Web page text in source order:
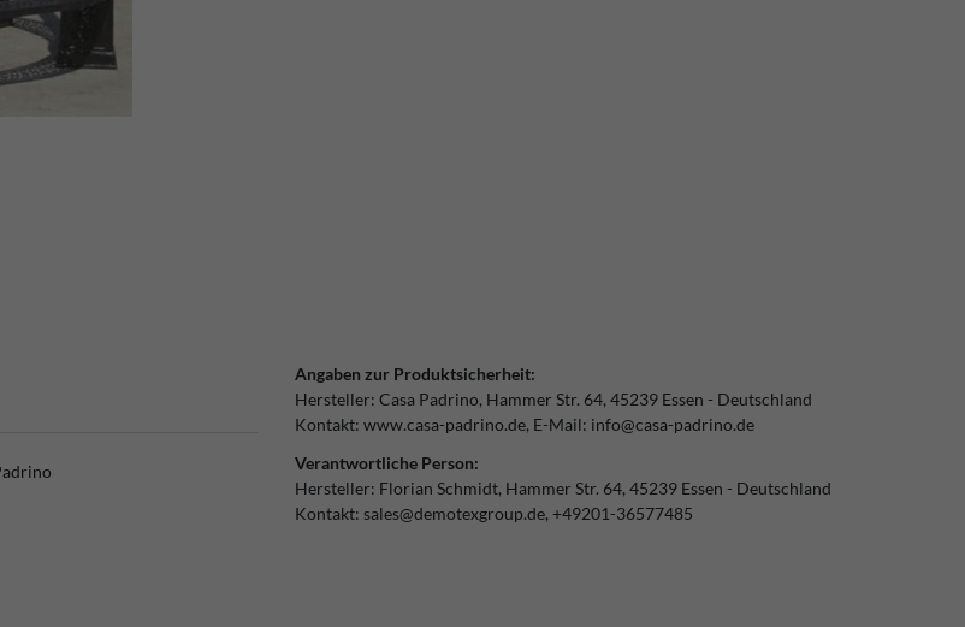
Angaben zur Produktsicherheit:
Hersteller: Casa Padrino Hammer Str. 64 45239 Essen
Deutschland
Kontakt: www.casa-padrino.de E-Mail: info@casa-padrino.de
Verantwortliche Person:
Hersteller: Florian Schmidt Hammer Str. 64 45239 Essen
Deutschland
Kontakt: sales@demotexgroup.de +49201-36577485